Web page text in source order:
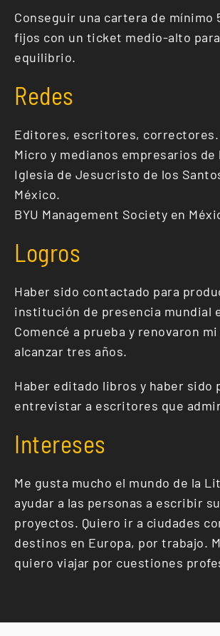
Conseguir una cartera de
fijos con un ticket medio-alto
equilibrio.
Redes
Editores, escritores, correctores.
Micro y medianos empresarios de
Iglesia de Jesucristo de los
México.
BYU Management Society en
Logros
Haber sido contactado para
institución de presencia mundial
Comencé a prueba y renovaron
alcanzar tres años.
Haber editado libros y haber sido
entrevistar a escritores que
Intereses
Me gusta mucho el mundo de la
ayudar a las personas a escribir
proyectos. Quiero ir a ciudades
destinos en Europa, por trabajo.
quiero viajar por cuestiones